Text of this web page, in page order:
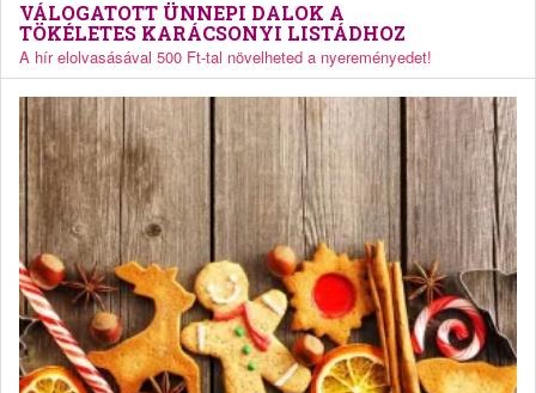
VÁLOGATOTT ÜNNEPI DALOK A
TÖKÉLETES KARÁCSONYI LISTÁDHOZ
A hír elolvasásával 500 Ft-tal növelheted a nyereményedet!